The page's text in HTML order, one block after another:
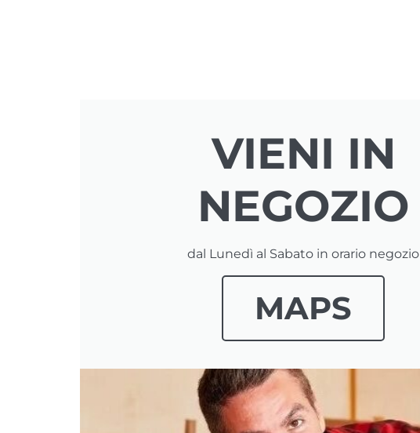
VIENI IN
NEGOZIO
dal Lunedì al Sabato in orario negozio
MAPS